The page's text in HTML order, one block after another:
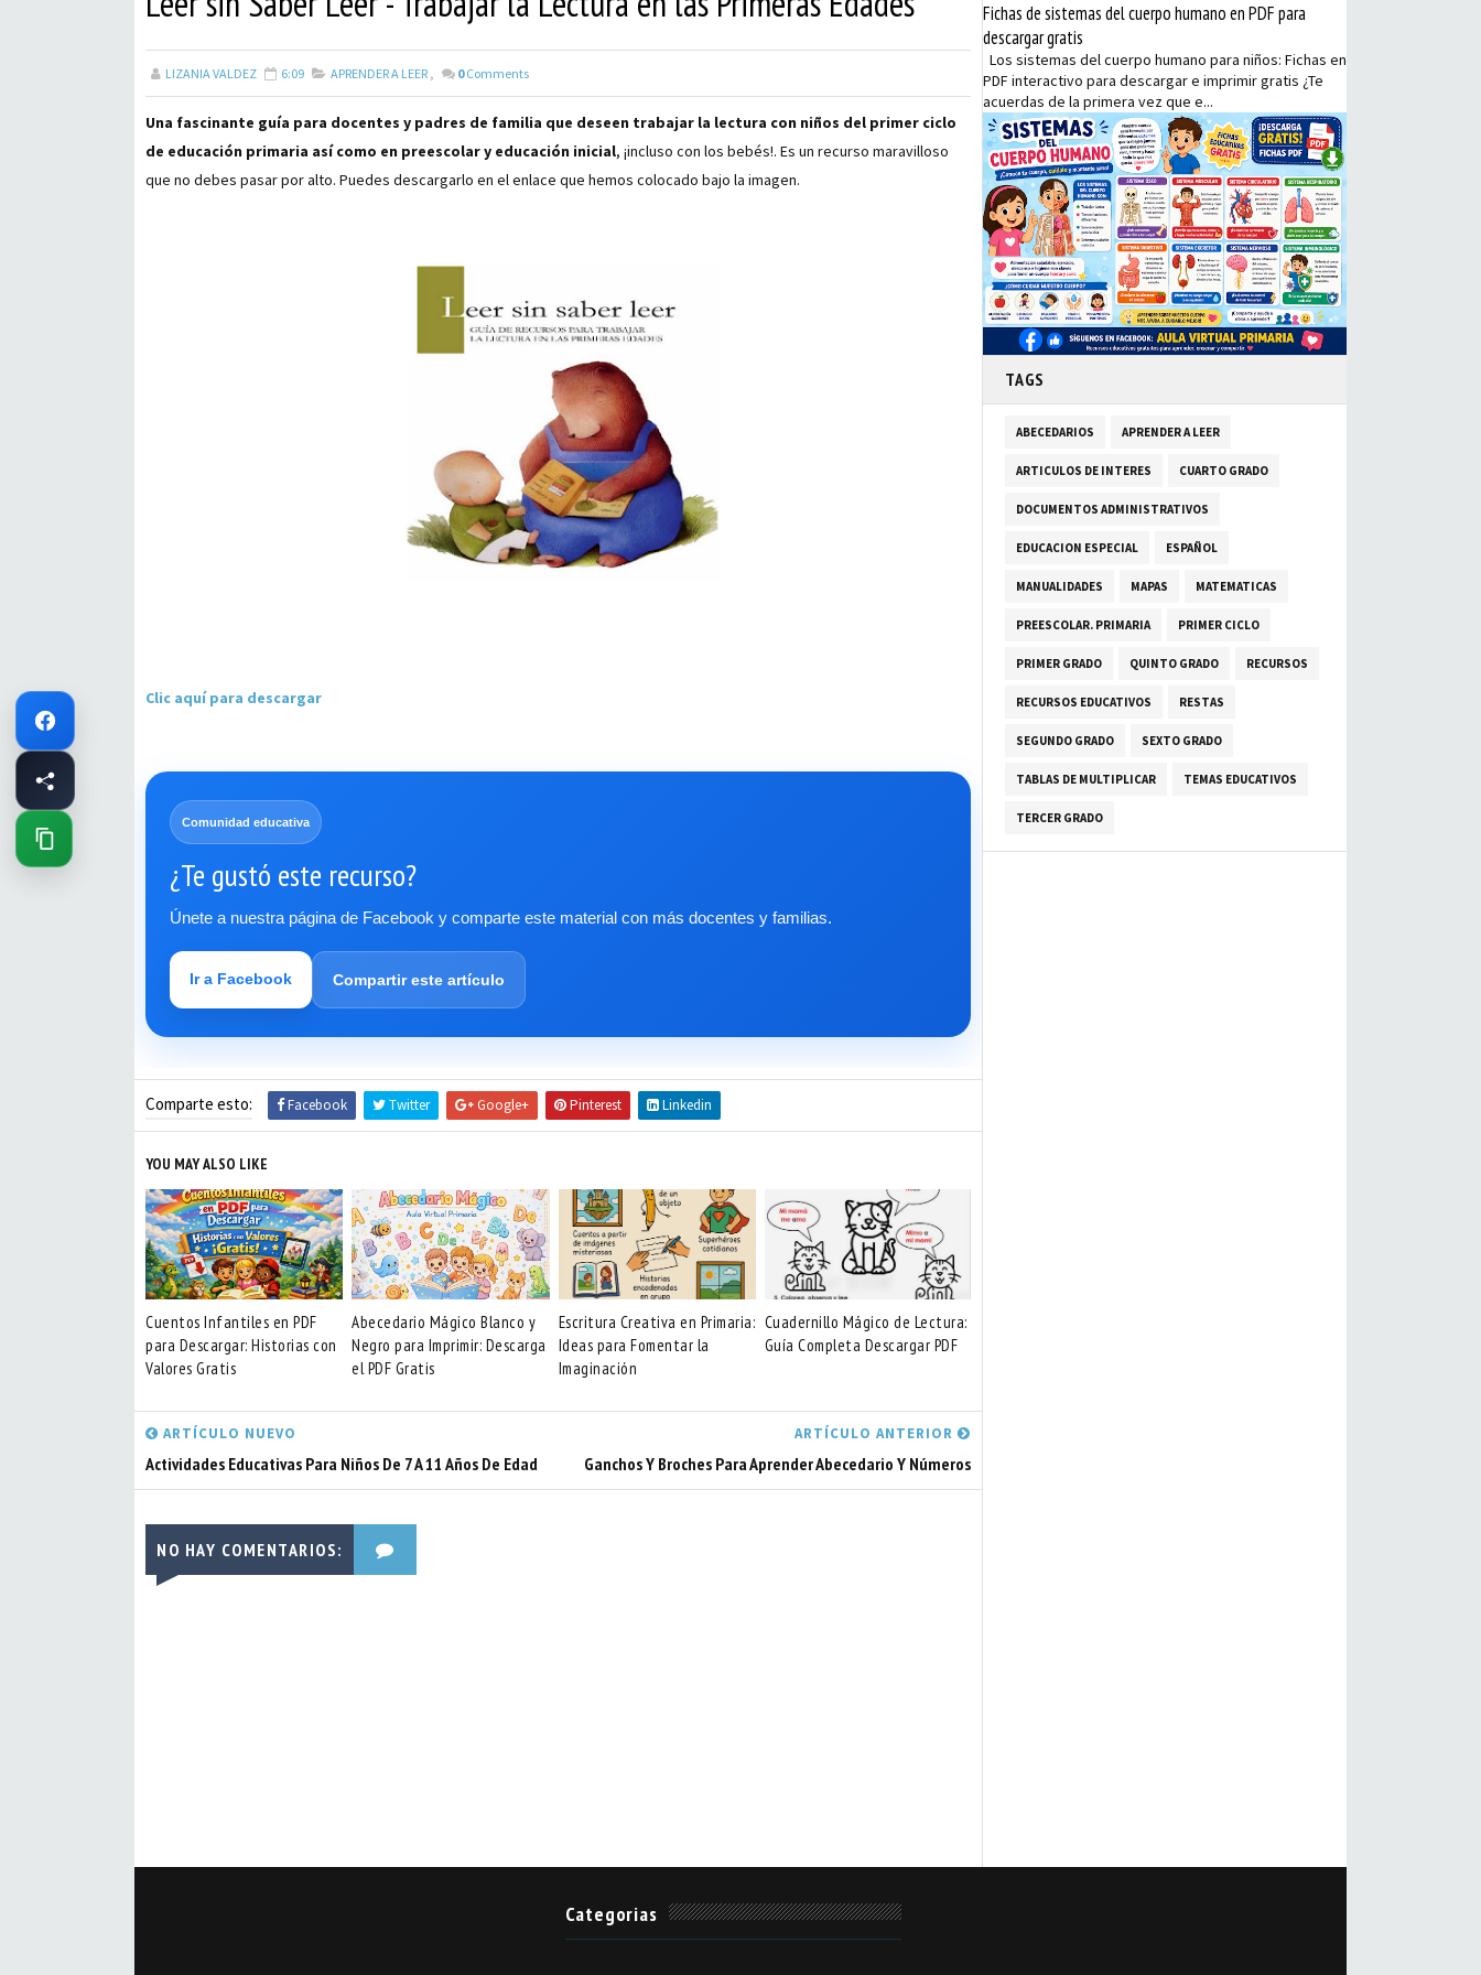
LIZANIA VALDEZ 6:09 APRENDER A LEER , 0 Comments
Una fascinante guía para docentes y padres de familia que deseen trabajar la lectura con niños del primer ciclo
de educación primaria así como en preescolar y educación inicial, ¡incluso con los bebés!. Es un recurso maravilloso
que no debes pasar por alto. Puedes descargarlo en el enlace que hemos colocado bajo la imagen.
Clic aquí para descargar
Comunidad educativa
¿Te gustó este recurso?
Únete a nuestra página de Facebook y comparte este material con más docentes y familias.
Ir a Facebook Compartir este artículo
Comparte esto: Facebook Twitter Google+ Pinterest Linkedin
YOU MAY ALSO LIKE
Cuentos Infantiles en PDF
para Descargar: Historias con
Valores Gratis
Abecedario Mágico Blanco y
Negro para Imprimir: Descarga
el PDF Gratis
Escritura Creativa en Primaria:
Ideas para Fomentar la
Imaginación
Cuadernillo Mágico de Lectura:
Guía Completa Descargar PDF
ARTÍCULO NUEVO
Actividades Educativas Para Niños De 7 A 11 Años De Edad
ARTÍCULO ANTERIOR
Ganchos Y Broches Para Aprender Abecedario Y Números
NO HAY COMENTARIOS:
Fichas de sistemas del cuerpo humano en PDF para
descargar gratis
Los sistemas del cuerpo humano para niños: Fichas en
PDF interactivo para descargar e imprimir gratis ¿Te
acuerdas de la primera vez que e...
TAGS
ABECEDARIOS APRENDER A LEER
ARTICULOS DE INTERES CUARTO GRADO
DOCUMENTOS ADMINISTRATIVOS
EDUCACION ESPECIAL ESPAÑOL
MANUALIDADES MAPAS MATEMATICAS
PREESCOLAR. PRIMARIA PRIMER CICLO
PRIMER GRADO QUINTO GRADO RECURSOS
RECURSOS EDUCATIVOS RESTAS
SEGUNDO GRADO SEXTO GRADO
TABLAS DE MULTIPLICAR TEMAS EDUCATIVOS
TERCER GRADO
Categorias